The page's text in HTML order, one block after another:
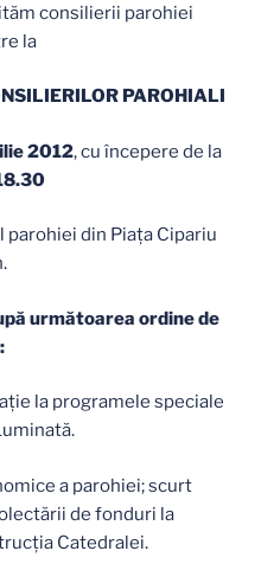
consilierii parohiei
la
PAROHIALI
2012, cu începere de la
parohiei din Piaţa Cipariu
următoarea ordine de
la programele speciale
a parohiei; scurt
de fonduri la
Catedralei.